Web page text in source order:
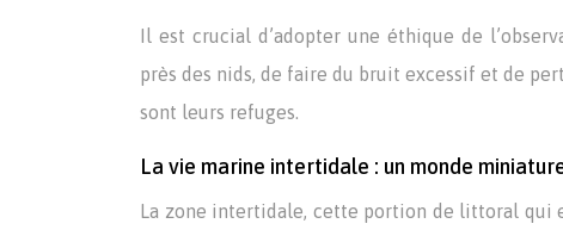
Il est crucial d’adopter une éthique de
près des nids, de faire du bruit excessif et de
sont leurs refuges.
La vie marine intertidale : un monde
La zone intertidale, cette portion de littoral qui